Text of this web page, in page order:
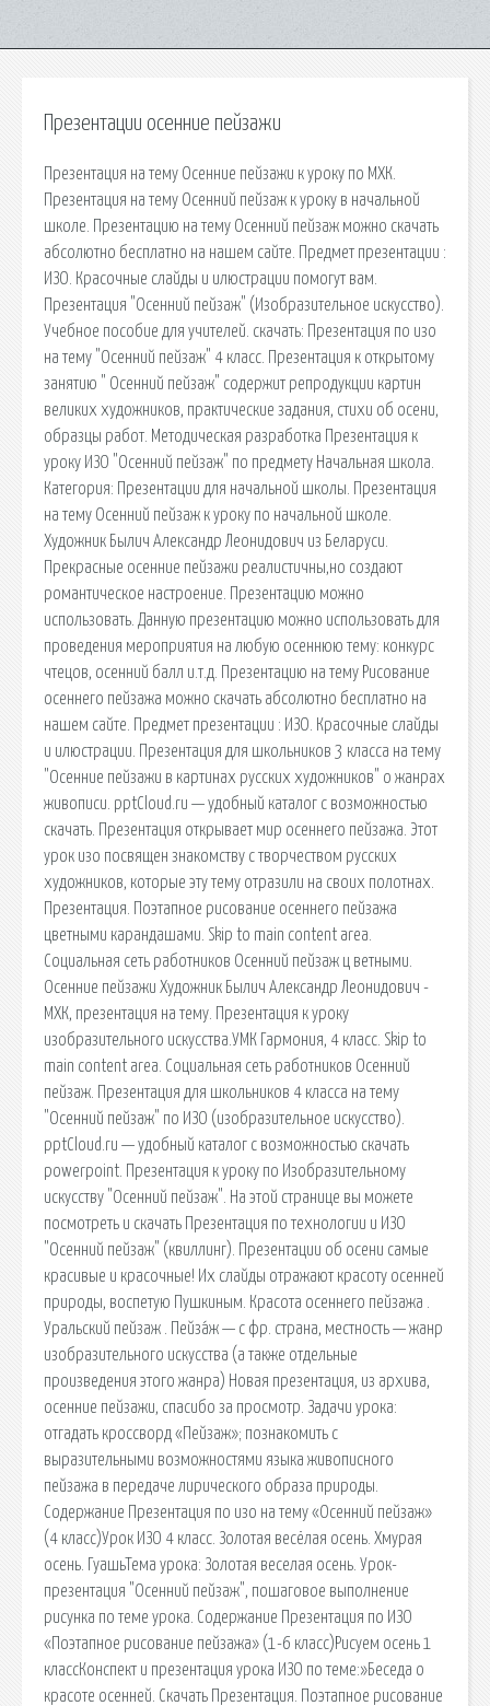
Презентации осенние пейзажи
Презентация на тему Осенние пейзажи к уроку по МХК.
Презентация на тему Осенний пейзаж к уроку в начальной
школе. Презентацию на тему Осенний пейзаж можно скачать
абсолютно бесплатно на нашем сайте. Предмет презентации :
ИЗО. Красочные слайды и илюстрации помогут вам.
Презентация "Осенний пейзаж" (Изобразительное искусство).
Учебное пособие для учителей. cкачать: Презентация по изо
на тему "Осенний пейзаж" 4 класс. Презентация к открытому
занятию " Осенний пейзаж" содержит репродукции картин
великих художников, практические задания, стихи об осени,
образцы работ. Методическая разработка Презентация к
уроку ИЗО "Осенний пейзаж" по предмету Начальная школа.
Категория: Презентации для начальной школы. Презентация
на тему Осенний пейзаж к уроку по начальной школе.
Художник Былич Александр Леонидович из Беларуси.
Прекрасные осенние пейзажи реалистичны,но создают
романтическое настроение. Презентацию можно
использовать. Данную презентацию можно использовать для
проведения мероприятия на любую осеннюю тему: конкурс
чтецов, осенний балл и.т.д. Презентацию на тему Рисование
осеннего пейзажа можно скачать абсолютно бесплатно на
нашем сайте. Предмет презентации : ИЗО. Красочные слайды
и илюстрации. Презентация для школьников 3 класса на тему
"Осенние пейзажи в картинах русских художников" о жанрах
живописи. pptCloud.ru — удобный каталог с возможностью
скачать. Презентация открывает мир осеннего пейзажа. Этот
урок изо посвящен знакомству с творчеством русских
художников, которые эту тему отразили на своих полотнах.
Презентация. Поэтапное рисование осеннего пейзажа
цветными карандашами. Skip to main content area.
Социальная сеть работников Осенний пейзаж ц ветными.
Осенние пейзажи Художник Былич Александр Леонидович -
МХК, презентация на тему. Презентация к уроку
изобразительного искусства.УМК Гармония, 4 класс. Skip to
main content area. Социальная сеть работников Осенний
пейзаж. Презентация для школьников 4 класса на тему
"Осенний пейзаж" по ИЗО (изобразительное искусство).
pptCloud.ru — удобный каталог с возможностью скачать
powerpoint. Презентация к уроку по Изобразительному
искусству "Осенний пейзаж". На этой странице вы можете
посмотреть и скачать Презентация по технологии и ИЗО
"Осенний пейзаж" (квиллинг). Презентации об осени самые
красивые и красочные! Их слайды отражают красоту осенней
природы, воспетую Пушкиным. Красота осеннего пейзажа .
Уральский пейзаж . Пейза́ж — с фр. страна, местность — жанр
изобразительного искусства (а также отдельные
произведения этого жанра) Новая презентация, из архива,
осенние пейзажи, спасибо за просмотр. Задачи урока:
отгадать кроссворд «Пейзаж»; познакомить с
выразительными возможностями языка живописного
пейзажа в передаче лирического образа природы.
Содержание Презентация по изо на тему «Осенний пейзаж»
(4 класс)Урок ИЗО 4 класс. Золотая весёлая осень. Хмурая
осень. ГуашьТема урока: Золотая веселая осень. Урок-
презентация "Осенний пейзаж", пошаговое выполнение
рисунка по теме урока. Содержание Презентация по ИЗО
«Поэтапное рисование пейзажа» (1-6 класс)Рисуем осень 1
классКонспект и презентация урока ИЗО по теме:»Беседа о
красоте осенней. Скачать Презентация. Поэтапное рисование